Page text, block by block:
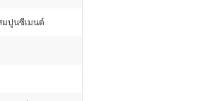
มปูนซีเมนต์